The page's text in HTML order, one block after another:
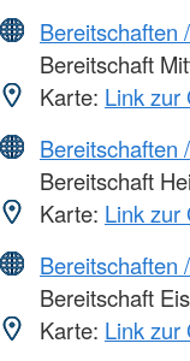
Bereitschaften
Bereitschaft
Karte: Link zur
Bereitschaften
Bereitschaft
Karte: Link zur
Bereitschaften
Bereitschaft
Karte: Link zur